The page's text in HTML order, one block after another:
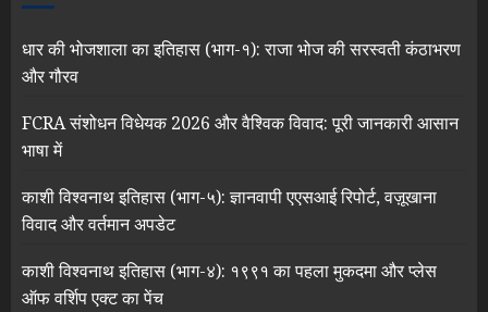
धार की भोजशाला का इतिहास (भाग-१): राजा भोज की सरस्वती कंठाभरण
और गौरव
FCRA संशोधन विधेयक 2026 और वैश्विक विवाद: पूरी जानकारी आसान
भाषा में
काशी विश्वनाथ इतिहास (भाग-५): ज्ञानवापी एएसआई रिपोर्ट, वज़ूखाना
विवाद और वर्तमान अपडेट
काशी विश्वनाथ इतिहास (भाग-४): १९९१ का पहला मुकदमा और प्लेस
ऑफ वर्शिप एक्ट का पेंच